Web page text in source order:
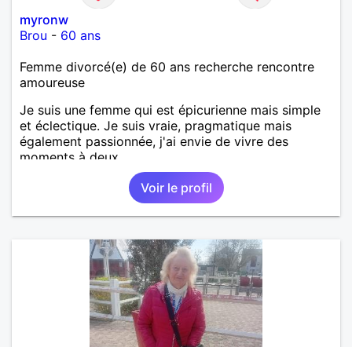
myronw
Brou - 60 ans
Femme divorcé(e) de 60 ans recherche rencontre
amoureuse
Je suis une femme qui est épicurienne mais simple
et éclectique. Je suis vraie, pragmatique mais
également passionnée, j'ai envie de vivre des
moments à deux.
Voir le profil